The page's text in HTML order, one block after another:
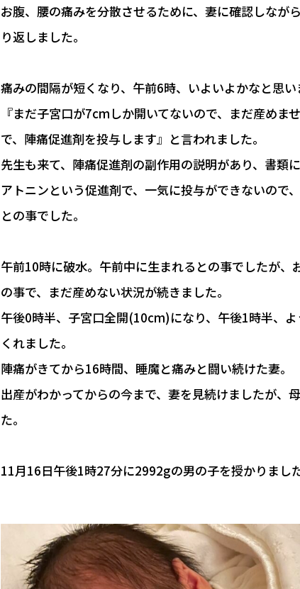
お腹、腰の痛みを分散させるために、妻に確認しなが
り返しました。
痛みの間隔が短くなり、午前6時、いよいよかなと思い
『まだ子宮口が7cmしか開いてないので、まだ産めま
で、陣痛促進剤を投与します』と言われました。
先生も来て、陣痛促進剤の副作用の説明があり、書類
アトニンという促進剤で、一気に投与ができないので
との事でした。
午前10時に破水。午前中に生まれるとの事でしたが、
の事で、まだ産めない状況が続きました。
午後0時半、子宮口全開(10cm)になり、午後1時半、
くれました。
陣痛がきてから16時間、睡魔と痛みと闘い続けた妻。
出産がわかってからの今まで、妻を見続けましたが、
た。
11月16日午後1時27分に2992gの男の子を授かりました